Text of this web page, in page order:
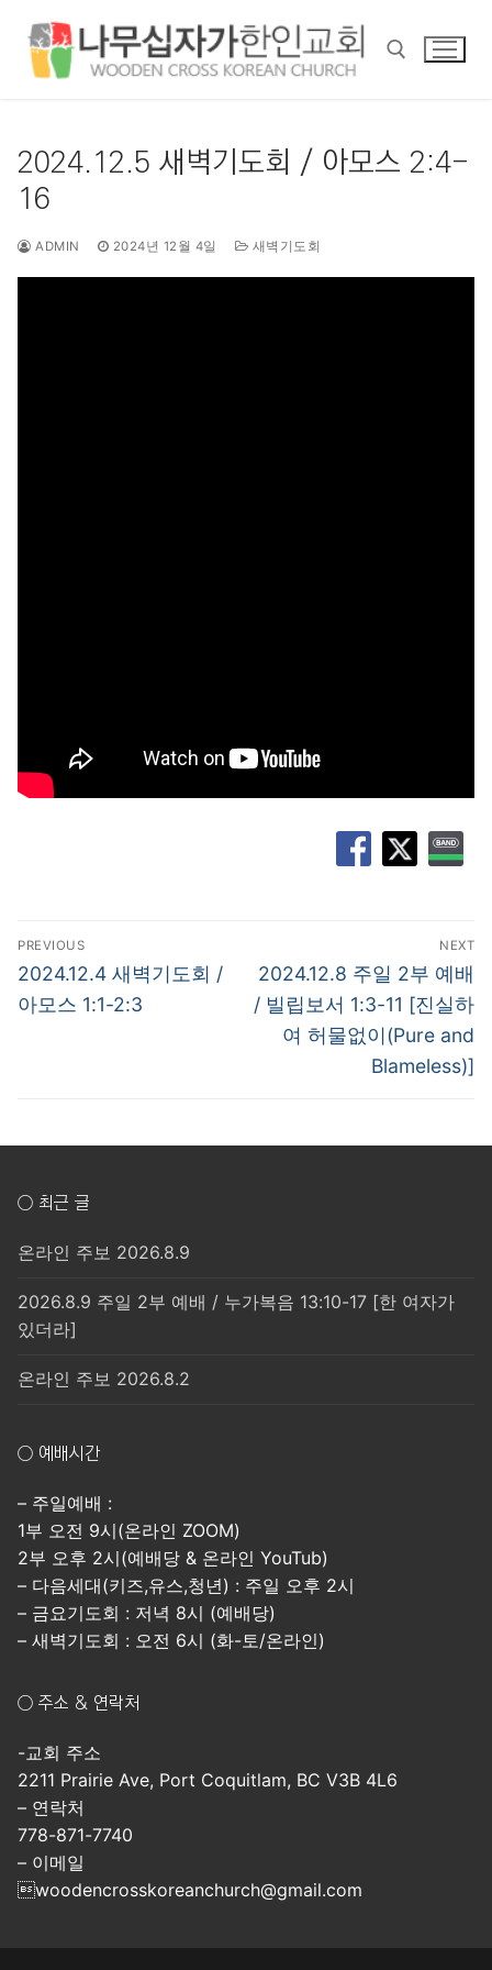
2024.12.5 새벽기도회 / 아모스 2:4-
16
ADMIN 2024년 12월 4일 새벽기도회
글
탐
색
PREVIOUS
Previous
post:
2024.12.4 새벽기도회 /
아모스 1:1-2:3
NEXT
Next
post:
2024.12.8 주일 2부 예배
/ 빌립보서 1:3-11 [진실하
여 허물없이(Pure and
Blameless)]
○ 최근 글
온라인 주보 2026.8.9
2026.8.9 주일 2부 예배 / 누가복음 13:10-17 [한 여자가
있더라]
온라인 주보 2026.8.2
○ 예배시간
– 주일예배 :
1부 오전 9시(온라인 ZOOM)
2부 오후 2시(예배당 & 온라인 YouTub)
– 다음세대(키즈,유스,청년) : 주일 오후 2시
– 금요기도회 : 저녁 8시 (예배당)
– 새벽기도회 : 오전 6시 (화-토/온라인)
○ 주소 & 연락처
-교회 주소
2211 Prairie Ave, Port Coquitlam, BC V3B 4L6
– 연락처
778-871-7740
– 이메일
woodencrosskoreanchurch@gmail.com